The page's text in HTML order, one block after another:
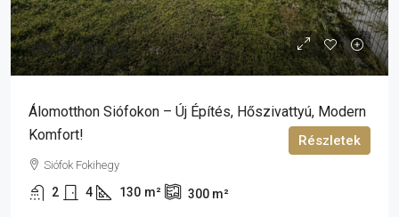
149 900 000 Ft
Álomotthon Siófokon – Új Építés, Hőszivattyú, Modern
Komfort!
Siófok Fokihegy
2 4 130 m² 300 m²
Részletek